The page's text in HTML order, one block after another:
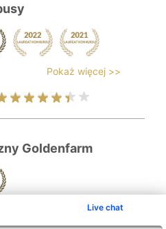
Live chat
Pokaż więcej >>
Goldenfarm